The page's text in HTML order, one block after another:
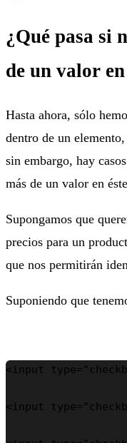
¿Qué pasa si
de un valor
Hasta ahora, sólo
dentro de un
sin embargo, hay
más de un valor en
Supongamos que
precios para un
que nos permitirán
Suponiendo que
<input
<input